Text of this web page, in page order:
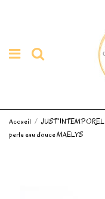
Accueil JUST'INTEMPOREL
perle eau douce MAELYS